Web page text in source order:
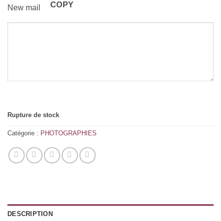
New mail COPY
Rupture de stock
Catégorie : PHOTOGRAPHIES
DESCRIPTION